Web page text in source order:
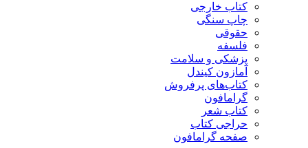
کتاب خارجی
چاپ سنگی
حقوقی
فلسفه
پزشکی و سلامت
آمازون کیندل
کتاب‌های پرفروش
گرامافون
کتاب شعر
حراجی کتاب
صفحه گرامافون